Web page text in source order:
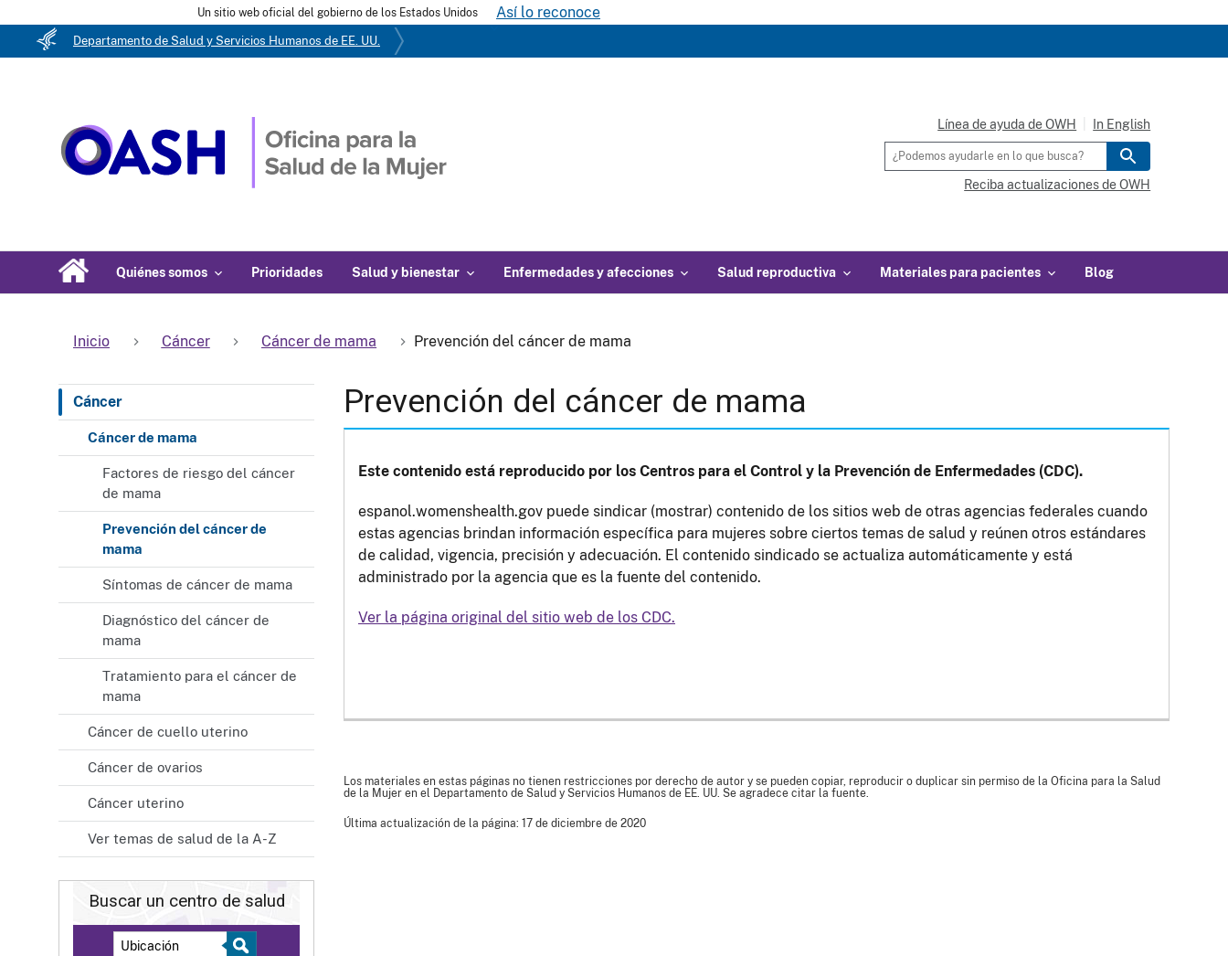
Un sitio web oficial del gobierno de los Estados Unidos Así lo reconoce
Departamento de Salud y Servicios Humanos de EE. UU.
Quiénes somos Prioridades Salud y bienestar Enfermedades y afecciones Salud reproductiva Materiales para pacientes Blog
Línea de ayuda de OWH In English
Reciba actualizaciones de OWH
Inicio Cáncer Cáncer de mama Prevención del cáncer de mama
Cáncer
Cáncer de mama
Factores de riesgo del cáncer
de mama
Prevención del cáncer de
mama
Síntomas de cáncer de mama
Diagnóstico del cáncer de
mama
Tratamiento para el cáncer de
mama
Cáncer de cuello uterino
Cáncer de ovarios
Cáncer uterino
Ver temas de salud de la A-Z
Buscar un centro de salud
Prevención del cáncer de mama
Este contenido está reproducido por los Centros para el Control y la Prevención de Enfermedades (CDC).
espanol.womenshealth.gov puede sindicar (mostrar) contenido de los sitios web de otras agencias federales cuando
estas agencias brindan información específica para mujeres sobre ciertos temas de salud y reúnen otros estándares
de calidad, vigencia, precisión y adecuación. El contenido sindicado se actualiza automáticamente y está
administrado por la agencia que es la fuente del contenido.
Ver la página original del sitio web de los CDC.
Los materiales en estas páginas no tienen restricciones por derecho de autor y se pueden copiar, reproducir o duplicar sin permiso de la Oficina para la Salud
de la Mujer en el Departamento de Salud y Servicios Humanos de EE. UU. Se agradece citar la fuente.
Última actualización de la página: 17 de diciembre de 2020